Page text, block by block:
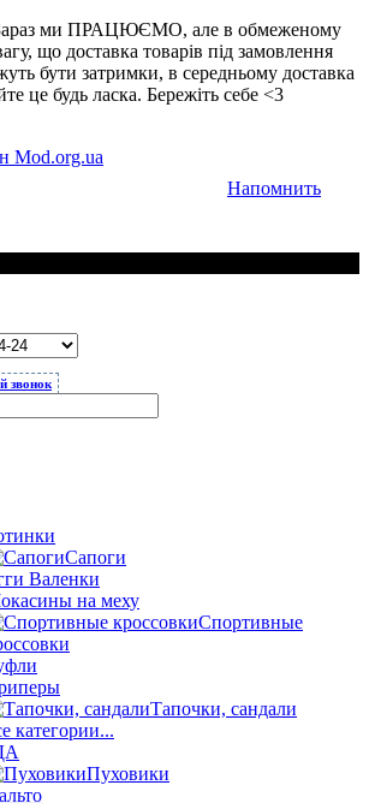
ми ПРАЦЮЄМО, але в обмеженому
що доставка товарів під замовлення
бути затримки, в середньому доставка
це будь ласка. Бережіть себе <3
звонок
Сапоги
Валенки
на меху
Спортивные
Тапочки, сандали
категории...
Пуховики
Напомнить